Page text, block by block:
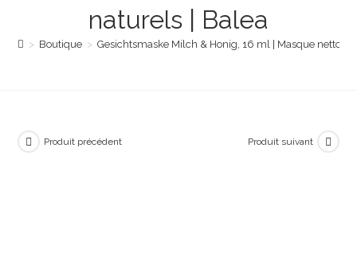
naturels | Balea
> Boutique > Gesichtsmaske Milch & Honig, 16 ml | Masque
Produit précédent Produit suivant